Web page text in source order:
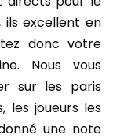
ils excellent en
donc votre
Nous vous
sur les paris
les joueurs les
une note